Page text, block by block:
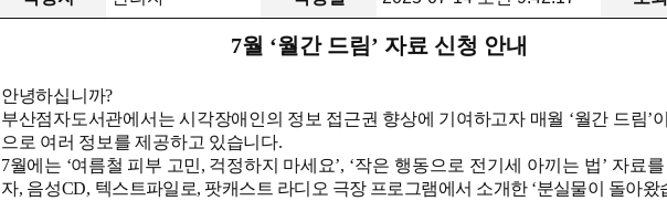
7월 ‘월간 드림’ 자료 신청 안내
안녕하십니까?
부산점자도서관에서는 시각장애인의 정보 접근권 향상에 기여하고자 매월 ‘월간 드림’
으로 여러 정보를 제공하고 있습니다.
7월에는 ‘여름철 피부 고민, 걱정하지 마세요’, ‘작은 행동으로 전기세 아끼는 법’ 자료
자, 음성CD, 텍스트파일로, 팟캐스트 라디오 극장 프로그램에서 소개한 ‘분실물이 돌아왔